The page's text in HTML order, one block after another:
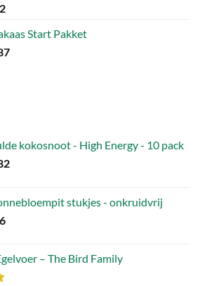
Start Pakket
Huidige
kokosnoot - High Energy - 10 pack
Huidige
€21,82.
stukjes - onkruidvrij
– The Bird Family